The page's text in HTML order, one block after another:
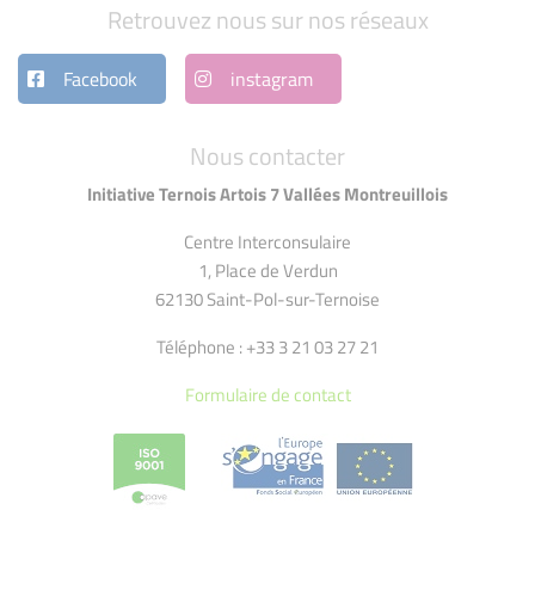
Nous contacter
Initiative Ternois Artois 7 Vallées Montreuillois
Centre Interconsulaire
1, Place de Verdun
62130 Saint-Pol-sur-Ternoise
Téléphone : +33 3 21 03 27 21
Formulaire de contact
Retrouvez nous sur nos réseaux
Facebook instagram